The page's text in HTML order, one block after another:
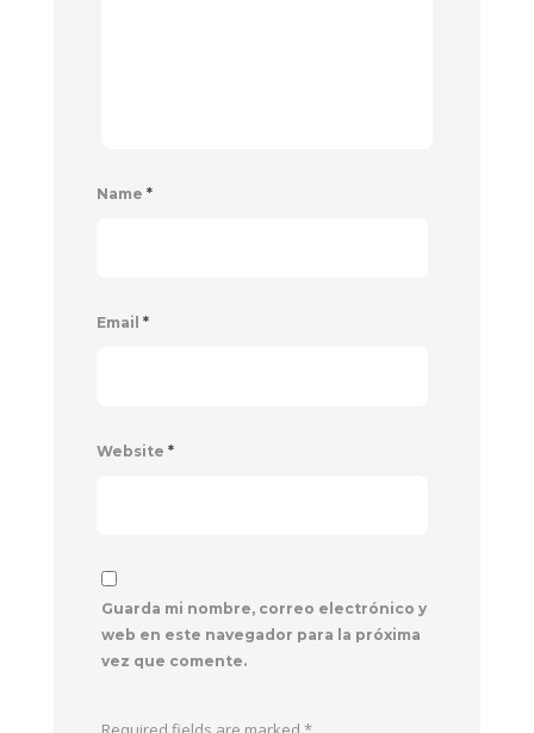
Name *
Email *
Website *
Guarda mi nombre, correo electrónico y
web en este navegador para la próxima
vez que comente.